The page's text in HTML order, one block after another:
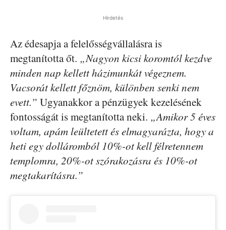
Hirdetés
Az édesapja a felelősségvállalásra is
megtanította őt. „Nagyon kicsi koromtól kezdve
minden nap kellett házimunkát végeznem.
Vacsorát kellett főznöm, különben senki nem
evett.” Ugyanakkor a pénzügyek kezelésének
fontosságát is megtanította neki. „Amikor 5 éves
voltam, apám leültetett és elmagyarázta, hogy a
heti egy dolláromból 10%-ot kell félretennem
templomra, 20%-ot szórakozásra és 10%-ot
megtakarításra.”